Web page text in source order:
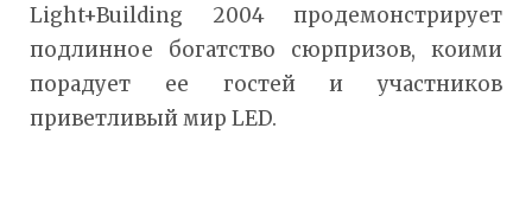
Light+Building 2004 продемонстрирует
подлинное богатство сюрпризов, коими
порадует ее гостей и участников
приветливый мир LED.